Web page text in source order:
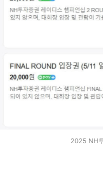
2025 NH